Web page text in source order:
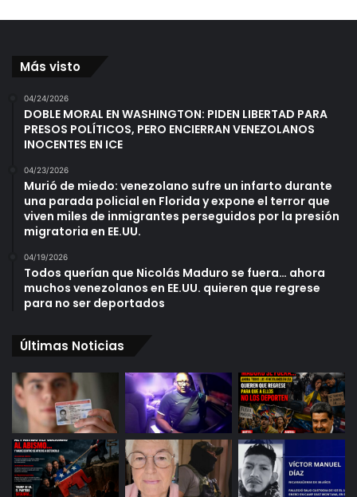
Más visto
04/24/2026
DOBLE MORAL EN WASHINGTON: PIDEN LIBERTAD PARA
PRESOS POLÍTICOS, PERO ENCIERRAN VENEZOLANOS
INOCENTES EN ICE
04/23/2026
Murió de miedo: venezolano sufre un infarto durante
una parada policial en Florida y expone el terror que
viven miles de inmigrantes perseguidos por la presión
migratoria en EE.UU.
04/19/2026
Todos querían que Nicolás Maduro se fuera… ahora
muchos venezolanos en EE.UU. quieren que regrese
para no ser deportados
Últimas Noticias